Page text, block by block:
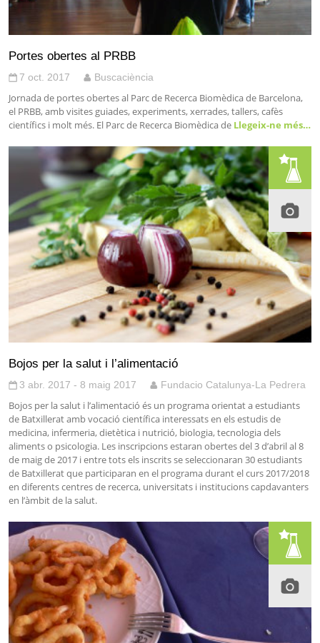
Portes obertes al PRBB
7 oct. 2017 Buscaciència
Jornada de portes obertes al Parc de Recerca Biomèdica de Barcelona,
el PRBB, amb visites guiades, experiments, xerrades, tallers, cafès
científics i molt més. El Parc de Recerca Biomèdica de Llegeix-ne més…
Bojos per la salut i l’alimentació
3 abr. 2017 - 8 maig 2017 Fundacio Catalunya-La Pedrera
Bojos per la salut i l’alimentació és un programa orientat a estudiants
de Batxillerat amb vocació científica interessats en els estudis de
medicina, infermeria, dietètica i nutrició, biologia, tecnologia dels
aliments o psicologia. Les inscripcions estaran obertes del 3 d’abril al 8
de maig de 2017 i entre tots els inscrits se seleccionaran 30 estudiants
de Batxillerat que participaran en el programa durant el curs 2017/2018
en diferents centres de recerca, universitats i institucions capdavanters
en l’àmbit de la salut.